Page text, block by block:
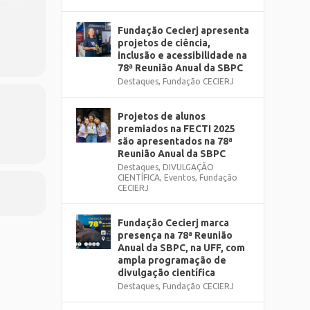
Fundação Cecierj apresenta
projetos de ciência,
inclusão e acessibilidade na
78ª Reunião Anual da SBPC
Destaques, Fundação CECIERJ
Projetos de alunos
premiados na FECTI 2025
são apresentados na 78ª
Reunião Anual da SBPC
Destaques, DIVULGAÇÃO
CIENTÍFICA, Eventos, Fundação
CECIERJ
Fundação Cecierj marca
presença na 78ª Reunião
Anual da SBPC, na UFF, com
ampla programação de
divulgação científica
Destaques, Fundação CECIERJ